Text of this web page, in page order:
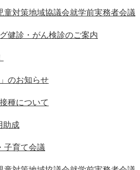
対策地域協議会就学前実務者会議
健診・がん検診のご案内
のお知らせ
種について
助成
育て会議